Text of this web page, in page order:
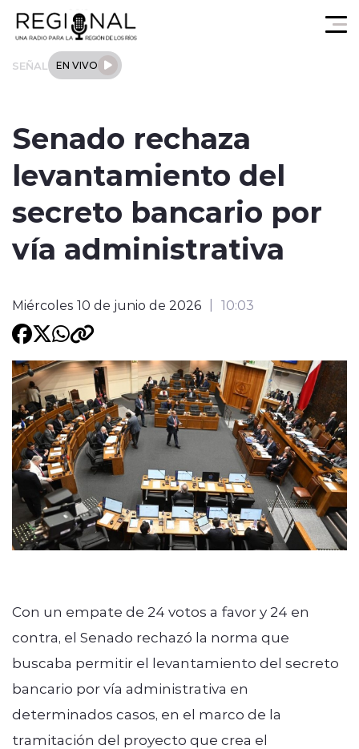
SEÑAL EN VIVO
Tendencias
Deportes
Entrevistas
Programacion
modo claro
Senado rechaza
levantamiento del
secreto bancario por
vía administrativa
Miércoles 10 de junio de 2026 10:03
Con un empate de 24 votos a favor y 24 en
contra, el Senado rechazó la norma que
buscaba permitir el levantamiento del secreto
bancario por vía administrativa en
determinados casos, en el marco de la
tramitación del proyecto que crea el